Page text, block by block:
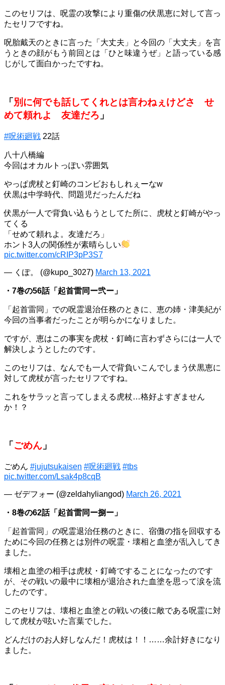
このセリフは、呪霊の攻撃により重傷の伏黒恵に対して言っ
たセリフですね。
呪胎戴天のときに言った「大丈夫」と今回の「大丈夫」を言
うときの顔がもう前回とは「ひと味違うぜ」と語っている感
じがして面白かったですね。
「 別に何でも話してくれとは言わねぇけどさ せ
めて頼れよ 友達だろ 」
#呪術廻戦 22話
八十八橋編
今回はオカルトっぽい雰囲気
やっぱ虎杖と釘崎のコンビおもしれぇーなw
伏黒は中学時代、問題児だったんだね
伏黒が一人で背負い込もうとしてた所に、虎杖と釘崎がやっ
てくる
「せめて頼れよ。友達だろ」
ホント3人の関係性が素晴らしい
pic.twitter.com/cRIP3pP3S7
— くぽ。 (@kupo_3027) March 13, 2021
・7巻の56話「起首雷同ー弐ー」
「起首雷同」での呪霊退治任務のときに、恵の姉・津美紀が
今回の当事者だったことが明らかになりました。
ですが、恵はこの事実を虎杖・釘崎に言わずさらには一人で
解決しようとしたのです。
このセリフは、なんでも一人で背負いこんでしまう伏黒恵に
対して虎杖が言ったセリフですね。
これをサラッと言ってしまえる虎杖…格好よすぎません
か！？
「 ごめん 」
ごめん #jujutsukaisen #呪術廻戦 #tbs
pic.twitter.com/Lsak4p8cqB
— ゼデフォー (@zeldahyliangod) March 26, 2021
・8巻の62話「起首雷同ー捌ー」
「起首雷同」の呪霊退治任務のときに、宿儺の指を回収する
ために今回の任務とは別件の呪霊・壊相と血塗が乱入してき
ました。
壊相と血塗の相手は虎杖・釘崎ですることになったのです
が、その戦いの最中に壊相が退治された血塗を思って涙を流
したのです。
このセリフは、壊相と血塗との戦いの後に敵である呪霊に対
して虎杖が呟いた言葉でした。
どんだけのお人好しなんだ！虎杖は！！……余計好きになり
ました。